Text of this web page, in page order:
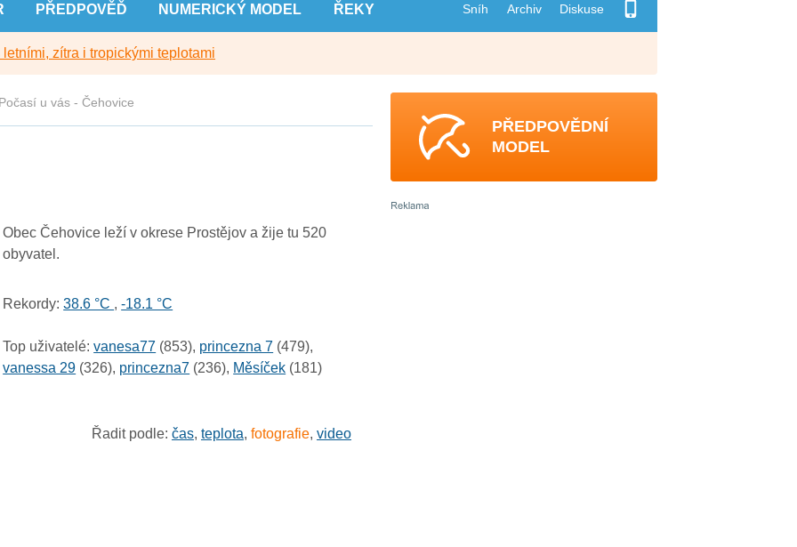
PŘEDPOVĚĎ NUMERICKÝ MODEL ŘEKY Sníh Archiv Diskuse
zítra i tropickými teplotami
Počasí u vás - Čehovice
Obec Čehovice leží v okrese Prostějov a žije tu 520
obyvatel.
Rekordy: 38.6 °C ,-18.1 °C
Top uživatelé: vanesa77 (853), princezna 7 (479),
vanessa 29 (326), princezna7 (236), Měsíček (181)
Řadit podle: čas, teplota, fotografie, video
PŘEDPOVĚDNÍ
MODEL